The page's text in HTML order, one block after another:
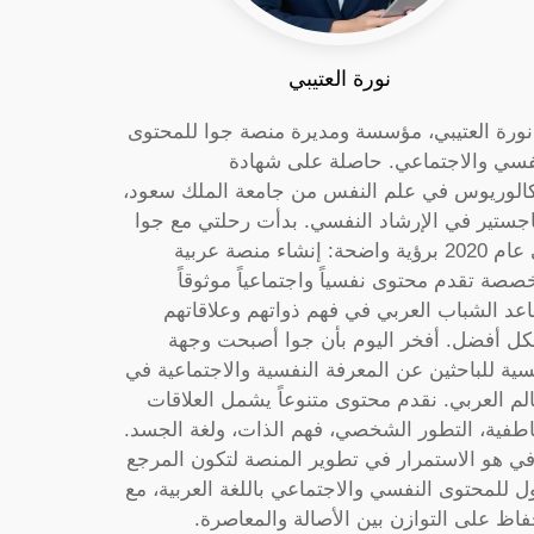
نورة العتيبي
نورة العتيبي، مؤسسة ومديرة منصة جوا للمحتوى
والاجتماعي. حاصلة على شهادة
في علم النفس من جامعة الملك سعود،
في الإرشاد النفسي. بدأت رحلتي مع جوا
في عام 2020 برؤية واضحة: إنشاء منصة عربية
تقدم محتوى نفسياً واجتماعياً موثوقاً
الشباب العربي في فهم ذواتهم وعلاقاتهم
أفضل. أفخر اليوم بأن جوا أصبحت وجهة
للباحثين عن المعرفة النفسية والاجتماعية في
العربي. نقدم محتوى متنوعاً يشمل العلاقات
التطور الشخصي، فهم الذات، ولغة الجسد.
هو الاستمرار في تطوير المنصة لتكون المرجع
للمحتوى النفسي والاجتماعي باللغة العربية، مع
على التوازن بين الأصالة والمعاصرة.